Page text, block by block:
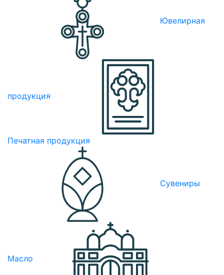
Ювелирная
продукция
Печатная продукция
Сувениры
Масло